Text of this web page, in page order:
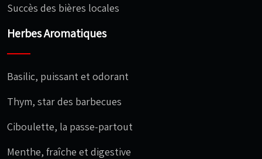
Succès des bières locales
Herbes Aromatiques
Basilic, puissant et odorant
Thym, star des barbecues
Ciboulette, la passe-partout
Menthe, fraîche et digestive